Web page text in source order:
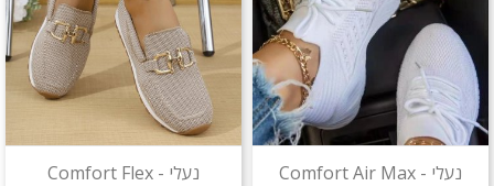
נעלי - Comfort Air Max נעלי - Comfort Flex